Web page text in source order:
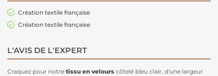
Création textile française
Création textile française
L'AVIS DE L'EXPERT
Craquez pour notre tissu en velours côtelé bleu clair, d'une largeur